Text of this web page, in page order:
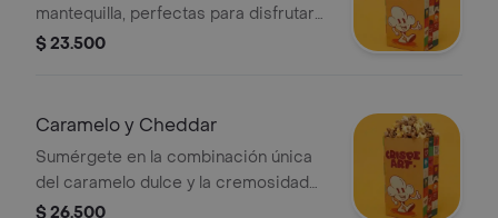
mantequilla, perfectas para disfrutar
en cualquier momento.
$ 23.500
Caramelo y Cheddar
Sumérgete en la combinación única
del caramelo dulce y la cremosidad
del queso cheddar, ofreciendo una
$ 26.500